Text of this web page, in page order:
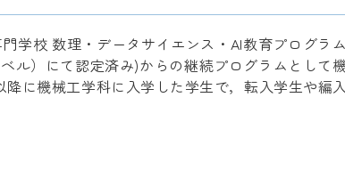
学校 数理・データサイエンス・AI教育プログラ
ル）にて認定済み)からの継続プログラムとして
に機械工学科に入学した学生で，転入学生や編